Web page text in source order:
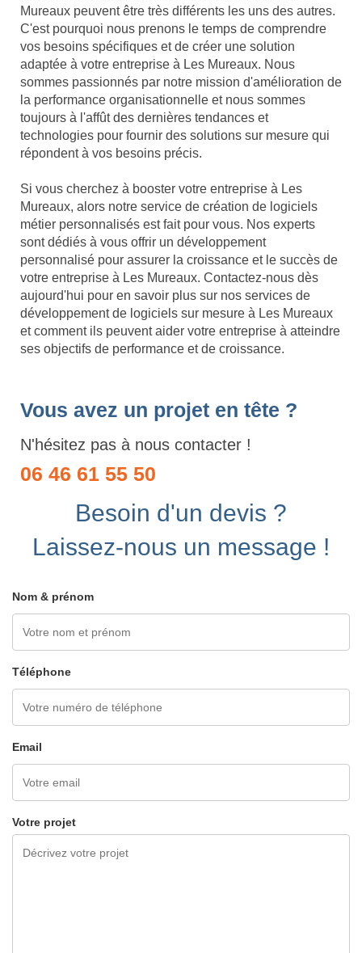
Mureaux peuvent être très différents les uns des autres.
C'est pourquoi nous prenons le temps de comprendre
vos besoins spécifiques et de créer une solution
adaptée à votre entreprise à Les Mureaux. Nous
sommes passionnés par notre mission d'amélioration de
la performance organisationnelle et nous sommes
toujours à l'affût des dernières tendances et
technologies pour fournir des solutions sur mesure qui
répondent à vos besoins précis.
Si vous cherchez à booster votre entreprise à Les
Mureaux, alors notre service de création de logiciels
métier personnalisés est fait pour vous. Nos experts
sont dédiés à vous offrir un développement
personnalisé pour assurer la croissance et le succès de
votre entreprise à Les Mureaux. Contactez-nous dès
aujourd'hui pour en savoir plus sur nos services de
développement de logiciels sur mesure à Les Mureaux
et comment ils peuvent aider votre entreprise à atteindre
ses objectifs de performance et de croissance.
Vous avez un projet en tête ?
N'hésitez pas à nous contacter !
06 46 61 55 50
Besoin d'un devis ?
Laissez-nous un message !
Nom & prénom
Téléphone
Email
Votre projet